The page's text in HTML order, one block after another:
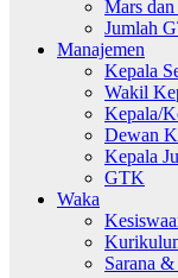
Mars
Jumlah
Manajemen
Kepala
Wakil
Kepala/
Dewan
Kepala
GTK
Waka
Sarana &